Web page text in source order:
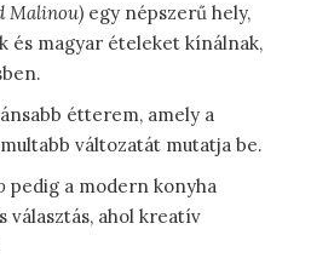
Malinou) egy népszerű hely,
és magyar ételeket kínálnak,
étterem, amely a
változatát mutatja be.
pedig a modern konyha
választás, ahol kreatív